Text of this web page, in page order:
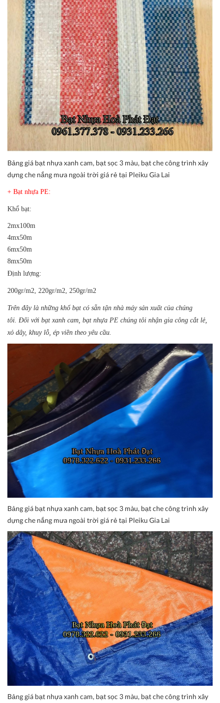
Bảng giá bạt nhựa xanh cam, bạt sọc 3 màu, bạt che công trình xây
dựng che nắng mưa ngoài trời giá rẻ tại Pleiku Gia Lai
+ Bạt nhựa PE:
Khổ bạt:
2mx100m
4mx50m
6mx50m
8mx50m
Định lượng:
200gr/m2, 220gr/m2, 250gr/m2
Trên đây là những khổ bạt có sẵn tận nhà máy sản xuất của chúng
tôi. Đối với bạt xanh cam, bạt nhựa PE chúng tôi nhận gia công cắt lẻ,
xỏ dây, khuy lỗ, ép viền theo yêu cầu.
Bảng giá bạt nhựa xanh cam, bạt sọc 3 màu, bạt che công trình xây
dựng che nắng mưa ngoài trời giá rẻ tại Pleiku Gia Lai
Bảng giá bạt nhựa xanh cam, bạt sọc 3 màu, bạt che công trình xây